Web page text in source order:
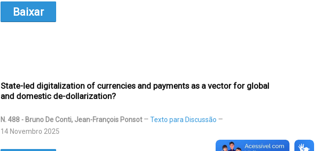
Baixar
State-led digitalization of currencies and payments as a vector for global
and domestic de-dollarization?
N. 488 - Bruno De Conti, Jean-François Ponsot
Texto para Discussão
14 Novembro 2025